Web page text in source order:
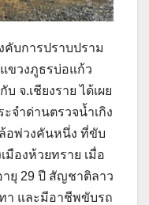
คับการปราบปราม
ขวงภูธรบ่อแก้ว
จ.เชียงราย ได้เผย
จำด่านตรวจน้ำเกิง
อพ่วงคันหนึ่ง ที่ขับ
มืองห้วยทราย เมื่อ
ยุ 29 ปี สัญชาติลาว
า และมีอาชีพขับรถ